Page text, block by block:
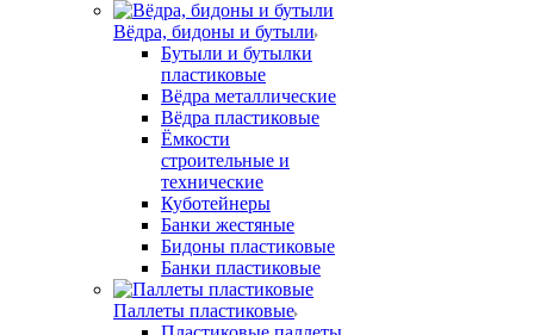
Вёдра, бидоны и бутыли
Бутыли и бутылки
пластиковые
Вёдра металлические
Вёдра пластиковые
Ёмкости
строительные и
технические
Куботейнеры
Банки жестяные
Бидоны пластиковые
Банки пластиковые
Паллеты пластиковые